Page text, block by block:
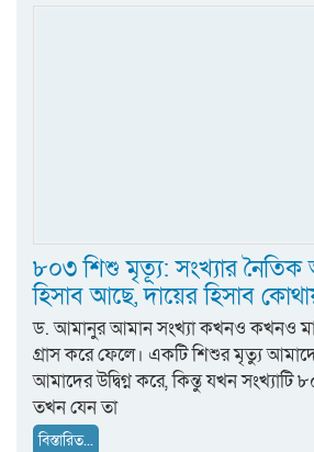
৮০৩ শিশু মৃত্যূ: সংখ্যার নৈতিক
হিসাব আছে, দায়ের হিসাব
ড. আমানুর আমান সংখ্যা কখনও কখনও
গ্রাস করে ফেলে। একটি শিশুর মৃত্যু
আমাদের উদ্বিগ্ন করে, কিন্তু যখন
তখন যেন তা
বিস্তারিত...